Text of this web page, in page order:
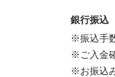
銀行振込
※振込手
※ご入金
※お振込